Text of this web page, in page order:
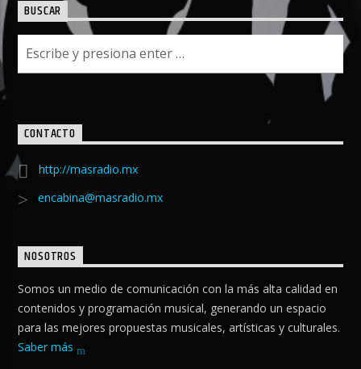
BUSCAR
CONTACTO
http://masradio.mx
encabina@masradio.mx
NOSOTROS
Somos un medio de comunicación con la más alta calidad en
contenidos y programación musical, generando un espacio
para las mejores propuestas musicales, artísticas y culturales.
Saber más